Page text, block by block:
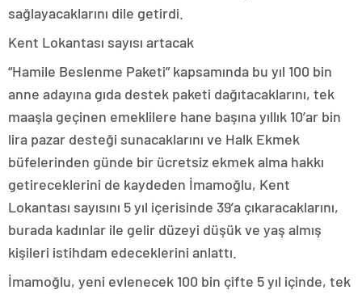
sağlayacaklarını dile getirdi.
Kent Lokantası sayısı artacak
“Hamile Beslenme Paketi” kapsamında bu yıl 100 bin
anne adayına gıda destek paketi dağıtacaklarını, tek
maaşla geçinen emeklilere hane başına yıllık 10’ar bin
lira pazar desteği sunacaklarını ve Halk Ekmek
büfelerinden günde bir ücretsiz ekmek alma hakkı
getireceklerini de kaydeden İmamoğlu, Kent
Lokantası sayısını 5 yıl içerisinde 39’a çıkaracaklarını,
burada kadınlar ile gelir düzeyi düşük ve yaş almış
kişileri istihdam edeceklerini anlattı.
İmamoğlu, yeni evlenecek 100 bin çifte 5 yıl içinde, tek